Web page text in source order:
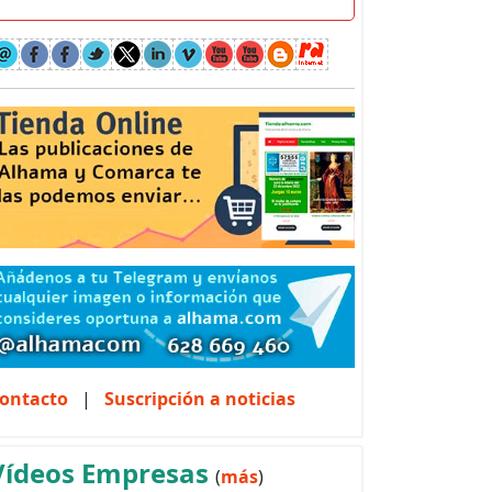
| Suscripción a noticias
Empresas (más)